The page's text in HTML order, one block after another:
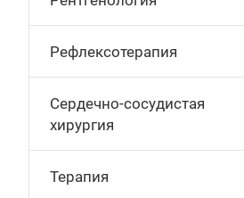
Рефлексотерапия
Сердечно-сосудистая
хирургия
Терапия